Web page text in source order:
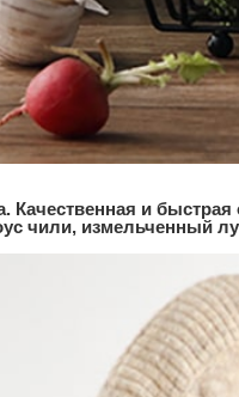
Качественная и
чили, измельченный